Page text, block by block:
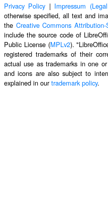
Privacy Policy | Impressum
otherwise specified, all text and
the Creative Commons
include the source code of
Public License (MPLv2).
registered trademarks of their
actual use as trademarks in one
and icons are also subject to
explained in ourtrademark policy.